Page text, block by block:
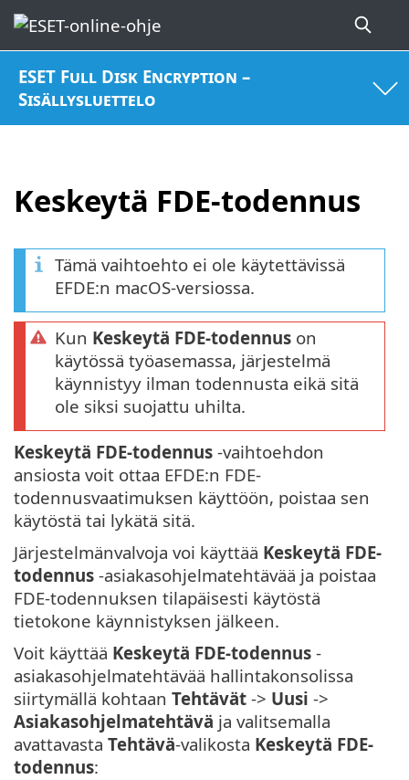
ESET Full Disk Encryption –
Sisällysluettelo
Keskeytä FDE-todennus
Tämä vaihtoehto ei ole käytettävissä
EFDE:n macOS-versiossa.
Kun Keskeytä FDE-todennus on
käytössä työasemassa, järjestelmä
käynnistyy ilman todennusta eikä sitä
ole siksi suojattu uhilta.
Keskeytä FDE-todennus -vaihtoehdon
ansiosta voit ottaa EFDE:n FDE-
todennusvaatimuksen käyttöön, poistaa sen
käytöstä tai lykätä sitä.
Järjestelmänvalvoja voi käyttää Keskeytä FDE-
todennus -asiakasohjelmatehtävää ja poistaa
FDE-todennuksen tilapäisesti käytöstä
tietokone käynnistyksen jälkeen.
Voit käyttää Keskeytä FDE-todennus -
asiakasohjelmatehtävää hallintakonsolissa
siirtymällä kohtaan Tehtävät -> Uusi ->
Asiakasohjelmatehtävä ja valitsemalla
avattavasta Tehtävä-valikosta Keskeytä FDE-
todennus: